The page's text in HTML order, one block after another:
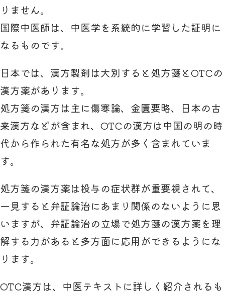
りません。
国際中医師は、中医学を系統的に学習した証明に
なるものです。
日本では、漢方製剤は大別すると処方箋とOTCの
漢方薬があります。
処方箋の漢方は主に傷寒論、金匱要略、日本の古
来漢方などが含まれ、OTCの漢方は中国の明の時
代から作られた有名な処方が多く含まれていま
す。
処方箋の漢方薬は投与の症状群が重要視されて、
一見すると弁証論治にあまり関係のないように思
いますが、弁証論治の立場で処方箋の漢方薬を理
解する力があると多方面に応用ができるようにな
ります。
OTC漢方は、中医テキストに詳しく紹介されるも